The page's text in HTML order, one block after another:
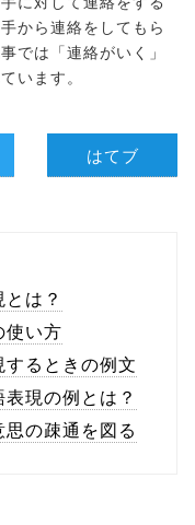
から連絡をしてもら
では「連絡がいく」
います。
はてブ
は？
使い方
するときの例文
現の例とは？
思の疎通を図る